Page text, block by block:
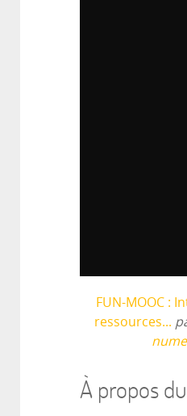
FUN-MOOC :
ressources...
À propos